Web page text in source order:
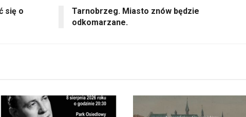
się o
Tarnobrzeg. Miasto znów będzie
odkomarzane.